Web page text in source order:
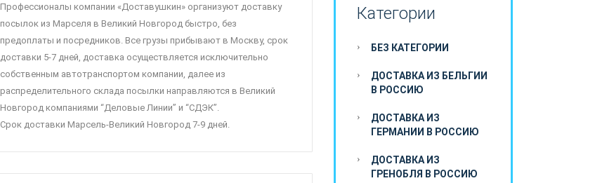
Профессионалы компании «Доставушкин» организуют доставку
посылок из Марселя в Великий Новгород быстро, без
предоплаты и посредников. Все грузы прибывают в Москву, срок
доставки 5-7 дней, доставка осуществляется исключительно
собственным автотранспортом компании, далее из
распределительного склада посылки направляются в Великий
Новгород компаниями “Деловые Линии” и “СДЭК”.
Срок доставки Марсель-Великий Новгород 7-9 дней.
Категории
БЕЗ КАТЕГОРИИ
ДОСТАВКА ИЗ БЕЛЬГИИ
В РОССИЮ
ДОСТАВКА ИЗ
ГЕРМАНИИ В РОССИЮ
ДОСТАВКА ИЗ
ГРЕНОБЛЯ В РОССИЮ